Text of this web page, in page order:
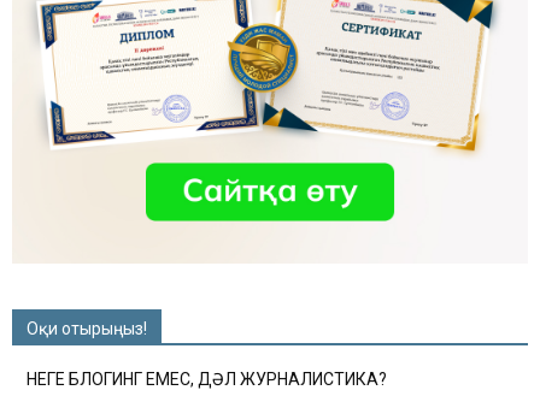
Оқи отырыңыз!
НЕГЕ БЛОГИНГ ЕМЕС, ДӘЛ ЖУРНАЛИСТИКА?